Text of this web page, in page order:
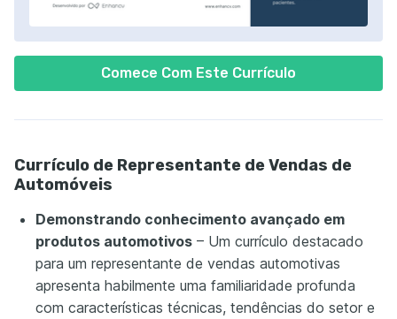
Comece Com Este Currículo
Currículo de Representante de Vendas de
Automóveis
Demonstrando conhecimento avançado em
produtos automotivos – Um currículo destacado
para um representante de vendas automotivas
apresenta habilmente uma familiaridade profunda
com características técnicas, tendências do setor e